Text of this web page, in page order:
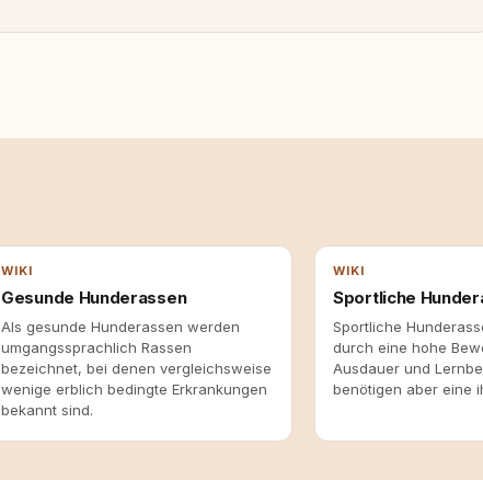
WIKI
Gesunde Hunderassen
Als gesunde Hunderassen werden
umgangssprachlich Rassen
bezeichnet, bei denen vergleichsweise
wenige erblich bedingte Erkrankungen
bekannt sind.
WIKI
Sportliche
Sportliche
durch eine hohe
Ausdauer und
benötigen aber eine